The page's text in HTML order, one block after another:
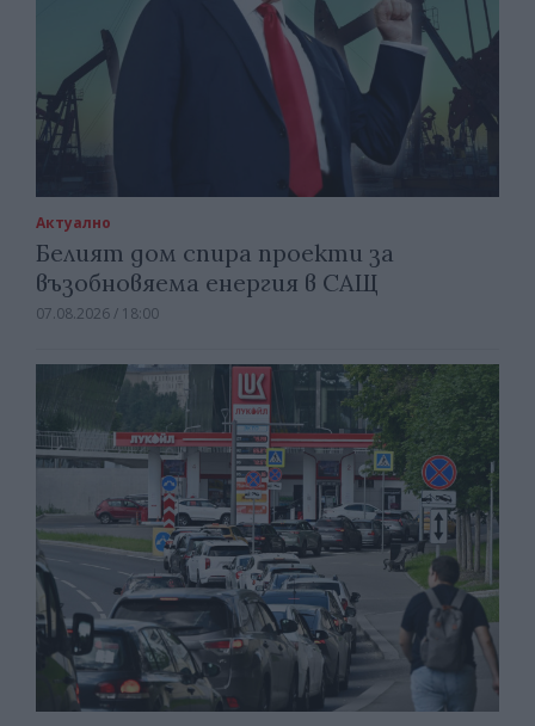
Актуално
Белият дом спира проекти за
възобновяема енергия в САЩ
07.08.2026 / 18:00